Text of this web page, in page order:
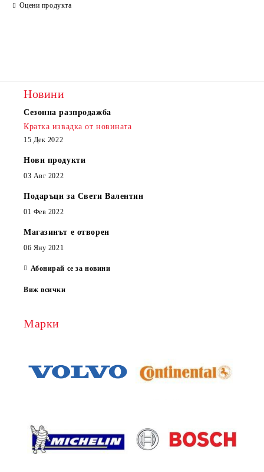
Съгласен съм с
Оцени продукта
Новини
Сезонна разпродажба
Кратка извадка от новината
15 Дек 2022
Нови продукти
03 Авг 2022
Подаръци за Свети Валентин
01 Фев 2022
Магазинът е отворен
06 Яну 2021
Абонирай се за новини
Виж всички
Марки